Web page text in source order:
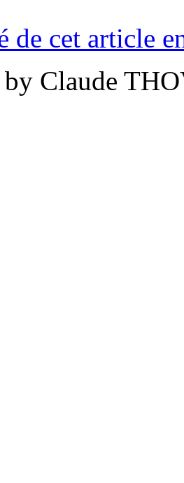
de cet article
by Claude